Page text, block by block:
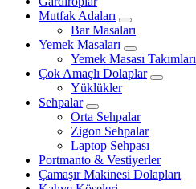
Mutfak Adaları
Bar Masaları
Yemek Masaları
Yemek Masası Takımları
Çok Amaçlı Dolaplar
Yüklükler
Sehpalar
Orta Sehpalar
Zigon Sehpalar
Laptop Sehpası
Portmanto & Vestiyerler
Çamaşır Makinesi Dolapları